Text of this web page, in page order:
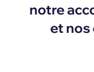
notre
et